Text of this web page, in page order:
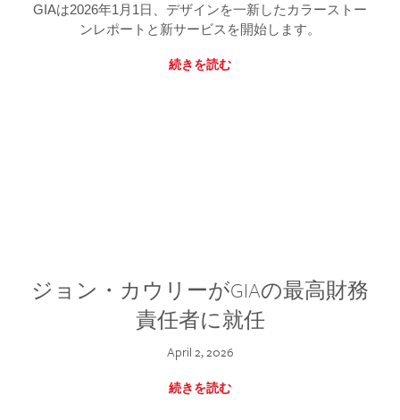
GIAは2026年1月1日、デザインを一新したカラーストー
ンレポートと新サービスを開始します。
続きを読む
ジョン・カウリーがGIAの最高財務
責任者に就任
April 2, 2026
続きを読む